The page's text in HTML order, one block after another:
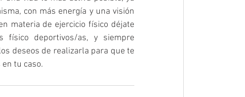
con más energía y una visión
materia de ejercicio físico déjate
físico deportivos/as, y siempre
deseos de realizarla para que te
tu caso.